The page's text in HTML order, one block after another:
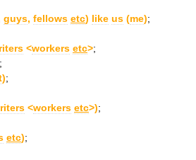
guys, fellows etc) like us (me);
<workers etc>;
;
);
<workers etc>);
etc);